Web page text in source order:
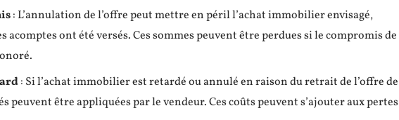
: L’annulation de l’offre peut mettre en péril l’achat immobilier envisagé,
acomptes ont été versés. Ces sommes peuvent être perdues si le compromis de
: Si l’achat immobilier est retardé ou annulé en raison du retrait de l’offre de
peuvent être appliquées par le vendeur. Ces coûts peuvent s’ajouter aux pertes